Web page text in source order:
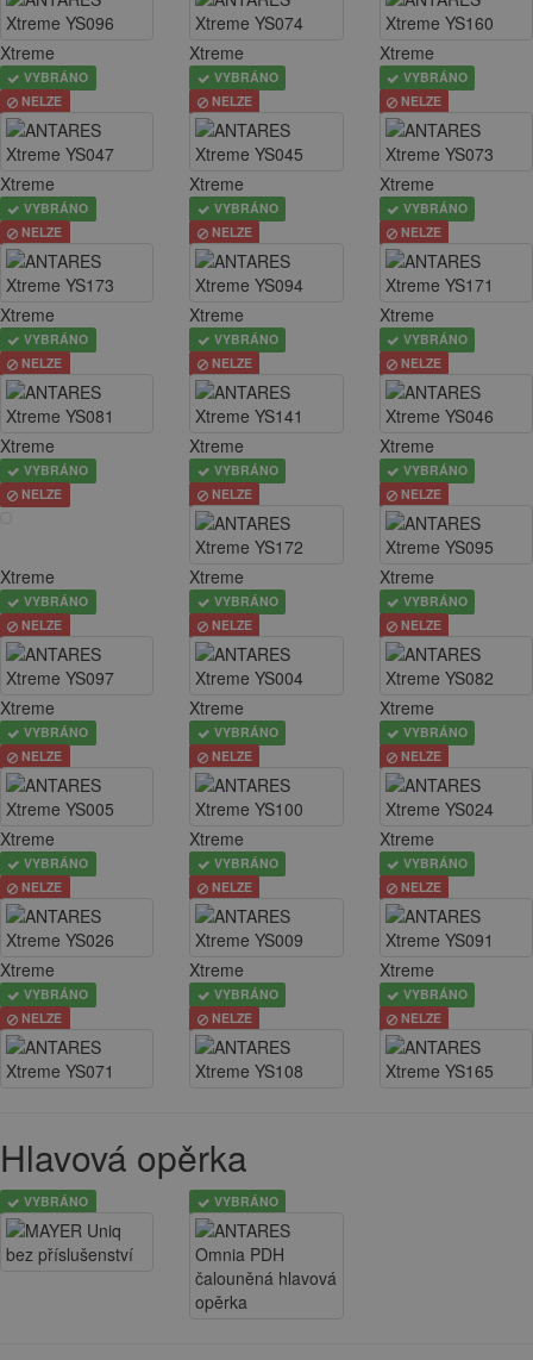
Xtreme
VYBRÁNO
NELZE
Xtreme
VYBRÁNO
NELZE
Xtreme
VYBRÁNO
NELZE
Xtreme
VYBRÁNO
NELZE
Xtreme
VYBRÁNO
NELZE
Xtreme
VYBRÁNO
NELZE
Xtreme
VYBRÁNO
NELZE
Xtreme
VYBRÁNO
NELZE
Xtreme
VYBRÁNO
NELZE
Xtreme
VYBRÁNO
NELZE
Xtreme
VYBRÁNO
NELZE
Xtreme
VYBRÁNO
NELZE
Xtreme
VYBRÁNO
NELZE
Xtreme
VYBRÁNO
NELZE
Xtreme
VYBRÁNO
NELZE
Xtreme
VYBRÁNO
NELZE
Xtreme
VYBRÁNO
NELZE
Xtreme
VYBRÁNO
NELZE
Xtreme
VYBRÁNO
NELZE
Xtreme
VYBRÁNO
NELZE
Xtreme
VYBRÁNO
NELZE
Xtreme
VYBRÁNO
NELZE
Xtreme
VYBRÁNO
NELZE
Xtreme
VYBRÁNO
NELZE
Hlavová opěrka
VYBRÁNO VYBRÁNO